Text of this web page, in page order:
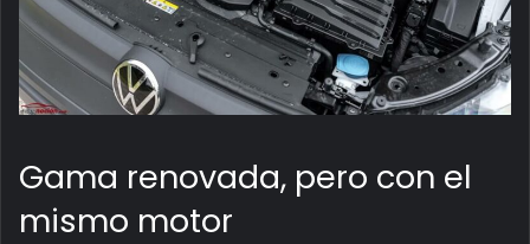
Gama renovada, pero con el
mismo motor